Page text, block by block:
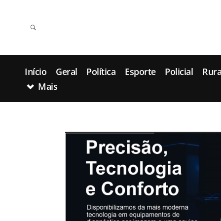
Início Geral Política Esporte Policial
Mais